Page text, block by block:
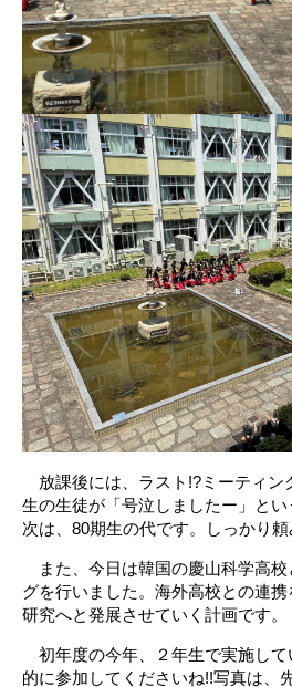
放課後には、ラスト!?ミーティン
生の生徒が「号泣しましたー」とい
次は、80期生の代です。しっかり頼
また、今日は韓国の慶山科学高校
グを行いました。海外高校との連
研究へと発展させていく計画です。
初年度の今年、２年生で実施して
的に参加してくださいね!!写真は、